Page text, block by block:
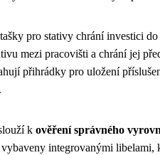
pro stativy chrání investici
mezi pracovišti a chrání jej
přihrádky pro uložení
k ověření správného
integrovanými